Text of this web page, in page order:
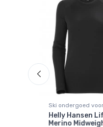
Ski ondergoed
Helly Hansen
Merino